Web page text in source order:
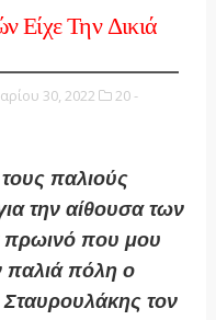
Είχε Την Δικιά
30, 2022
20 -
παλιούς
την αίθουσα των
πρωινό που μου
παλιά πόλη ο
τον